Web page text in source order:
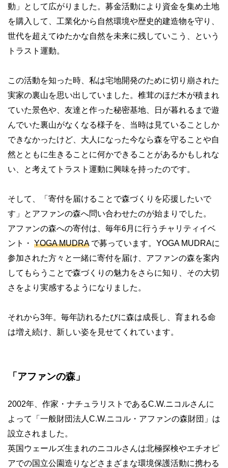
動」として広がりました。募金活動により資金を集め土地
を購入して、工業化から自然環境や歴史的建造物を守り、
世代を超えてゆたかな自然を未来に残していこう、という
トラスト運動。
この活動を知った時、私は宅地開発のために切り崩された
実家の裏山を思い出していました。椎茸のほだ木が積まれ
ていた景色や、友達と作った秘密基地、日が暮れるまで遊
んでいた裏山がなくなる様子を、当時は見ていることしか
できなかったけど、大人になった今なら森を守ることや自
然とともに生きることに何かできることがあるかもしれな
い、と考えてトラスト運動に興味を持ったのです。
そして、「寄付を届けることで森づくりを応援したいで
す」とアファンの森へ問い合わせたのが始まりでした。
アファンの森への寄付は、毎年6月に行うチャリティイベ
ント・ YOGA MUDRAで募っています。YOGA MUDRAに
参加された方々と一緒に寄付を届け、アファンの森を案内
してもらうことで森づくりの魅力をさらに知り、その大切
さをより実感するようになりました。
それから3年。毎年訪れるたびに森は成長し、育まれる命
は増え続け、新しい姿を見せてくれています。
「アファンの森」
2002年、作家・ナチュラリストであるC.W.ニコルさんに
よって「一般財団法人C.W.ニコル・アファンの森財団」は
設立されました。
英国ウェールズ生まれのニコルさんは北極探検やエチオピ
アでの国立公園造りなどさまざまな環境保護活動に携わる